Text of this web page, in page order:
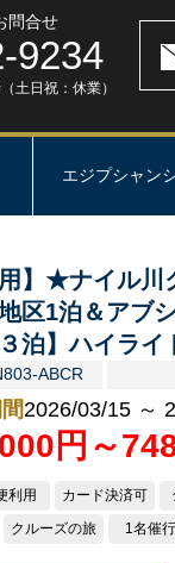
問合せ
9234
土日祝：休業）
エジプシャン
用】★ナイル川
区1泊＆アブ
泊】ハイライ
ABCR
2026/03/15 ～
円～
利用 カード決済可
クルーズの旅
1名催